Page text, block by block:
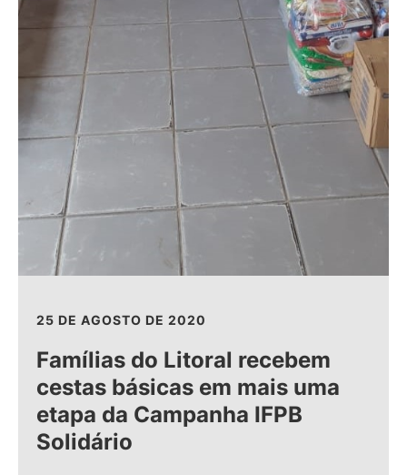
25 DE AGOSTO DE 2020
Famílias do Litoral recebem
cestas básicas em mais uma
etapa da Campanha IFPB
Solidário